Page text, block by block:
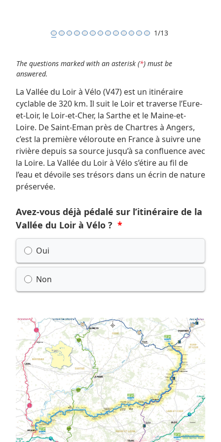
1/13
The questions marked with an asterisk (*) must be
answered.
La Vallée du Loir à Vélo (V47) est un itinéraire
cyclable de 320 km. Il suit le Loir et traverse l’Eure-
et-Loir, le Loir-et-Cher, la Sarthe et le Maine-et-
Loire. De Saint-Eman près de Chartres à Angers,
c’est la première véloroute en France à suivre une
rivière depuis sa source jusqu’à sa confluence avec
la Loire. La Vallée du Loir à Vélo s’étire au fil de
l’eau et dévoile ses trésors dans un écrin de nature
préservée.
Avez-vous déjà pédalé sur l’itinéraire de la
Vallée du Loir à Vélo ?
Possible choices
Oui
Non